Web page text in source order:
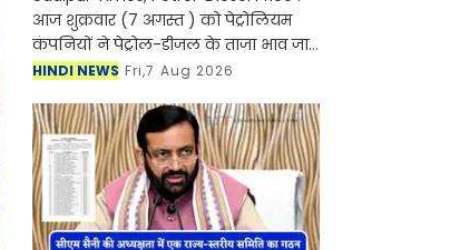
आज शुक्रवार (7 अगस्त ) को पेट्रोलियम
कंपनियों ने पेट्रोल-डीजल के ताजा भाव जारी
कर दिए हैं। देश में पेट्रोल-डीजल की कीमतें
का
HINDI NEWS Fri,7 Aug 2026